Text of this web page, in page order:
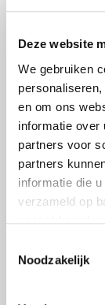
Deze website
We gebruiken
en om ons
informatie over
partners voor
partners
informatie die
verzameld op
Noodzakelijk